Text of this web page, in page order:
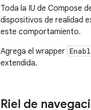
Toda la IU de Compose
dispositivos de realidad
este comportamiento.
Agrega el wrapper
extendida.
Riel de